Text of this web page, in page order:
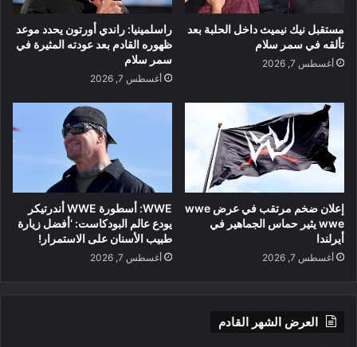
مستقبل نيك نيميث داخل الحلبة بعد
تألقه في سمر سلام
أغسطس 7, 2026
راسلمينيا: راندي أورتون يحدد موعد
ظهوره القادم بعد عودته المثيرة في
سمر سلام
أغسطس 7, 2026
إعلان ضخم مرتقب في عرض wwe
wwe يثير حماس الجماهير في
أيرلندا
أغسطس 7, 2026
WWE: أسطورة WWE أندرتيكر
يودع عالم البودكاست: ‘أفضل زيارة
طبيب الأسنان على الاستمرار!
أغسطس 7, 2026
العرض الشهر القادم